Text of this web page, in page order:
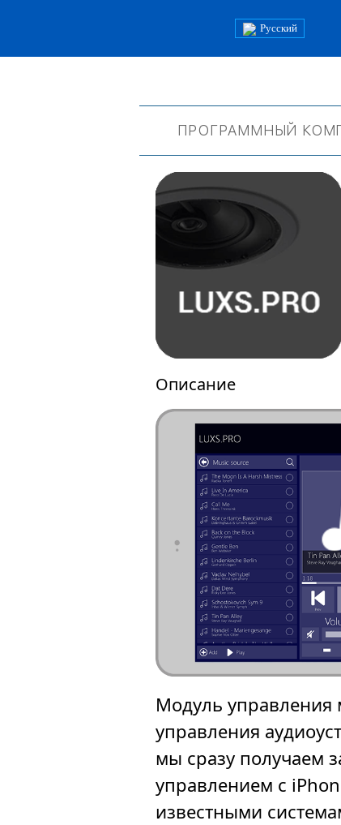
Русский
ПРОГРАММНЫЙ
Описание
Модуль управления
управления
мы сразу получаем
управлением с
известными